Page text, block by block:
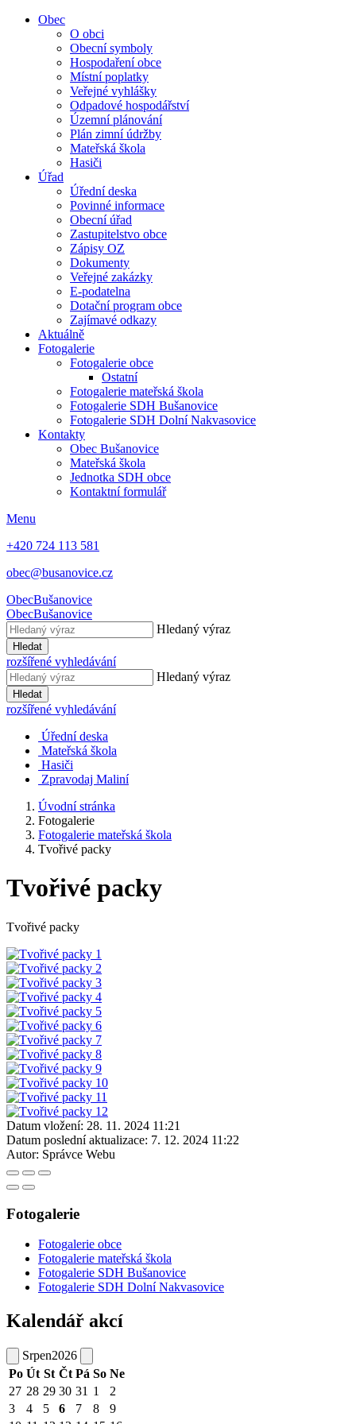
Obec
O obci
Obecní symboly
Hospodaření obce
Místní poplatky
Veřejné vyhlášky
Odpadové hospodářství
Územní plánování
Plán zimní údržby
Mateřská škola
Hasiči
Úřad
Úřední deska
Povinné informace
Obecní úřad
Zastupitelstvo obce
Zápisy OZ
Dokumenty
Veřejné zakázky
E-podatelna
Dotační program obce
Zajímavé odkazy
Aktuálně
Fotogalerie
Fotogalerie obce
Ostatní
Fotogalerie mateřská škola
Fotogalerie SDH Bušanovice
Fotogalerie SDH Dolní Nakvasovice
Kontakty
Obec Bušanovice
Mateřská škola
Jednotka SDH obce
Kontaktní formulář
Menu
+420 724 113 581
obec@busanovice.cz
ObecBušanovice
ObecBušanovice
Hledaný výraz
Hledat
rozšířené vyhledávání
Hledaný výraz
Hledat
rozšířené vyhledávání
Úřední deska
Mateřská škola
Hasiči
Zpravodaj Maliní
Úvodní stránka
Fotogalerie
Fotogalerie mateřská škola
Tvořivé packy
Tvořivé packy
Tvořivé packy
Datum vložení: 28. 11. 2024 11:21
Datum poslední aktualizace: 7. 12. 2024 11:22
Autor: Správce Webu
Fotogalerie
Fotogalerie obce
Fotogalerie mateřská škola
Fotogalerie SDH Bušanovice
Fotogalerie SDH Dolní Nakvasovice
Kalendář akcí
Srpen2026
Po Út St Čt Pá So Ne
27 28 29 30 31 1
2
3
4 5 6 7 8
9